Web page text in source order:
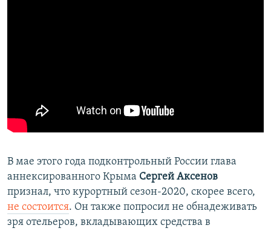
В мае этого года подконтрольный России глава
аннексированного Крыма Сергей Аксенов
признал, что курортный сезон-2020, скорее всего,
не состоится. Он также попросил не обнадеживать
зря отельеров, вкладывающих средства в